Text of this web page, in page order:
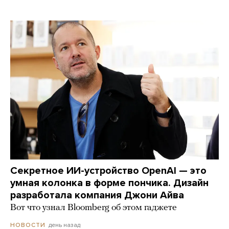
Секретное ИИ-устройство OpenAI — это
умная колонка в форме пончика. Дизайн
разработала компания Джони Айва
Вот что узнал Bloomberg об этом гаджете
НОВОСТИ день назад